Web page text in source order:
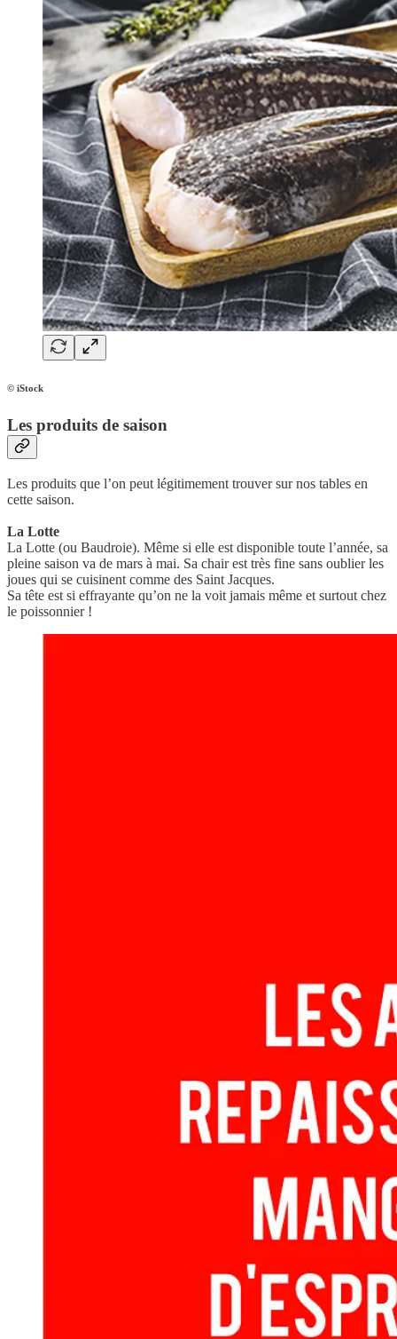
© iStock
Les produits de saison
Les produits que l’on peut légitimement trouver sur nos tables en
cette saison.
La Lotte
La Lotte (ou Baudroie). Même si elle est disponible toute l’année, sa
pleine saison va de mars à mai. Sa chair est très fine sans oublier les
joues qui se cuisinent comme des Saint Jacques.
Sa tête est si effrayante qu’on ne la voit jamais même et surtout chez
le poissonnier !